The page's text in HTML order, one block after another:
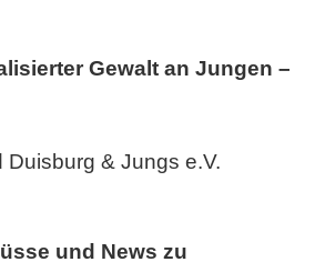
Gewalt an Jungen –
& Jungs e.V.
und News zu